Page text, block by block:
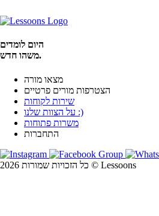
היום לומדים
משהו חדש.
מצאו מורה
הצטרפות מורים פרטיים
שירות לקוחות
על הצוות שלנו :)
משרות פתוחות
התחברות
כל הזכויות שמורות 2026 © Lessoons